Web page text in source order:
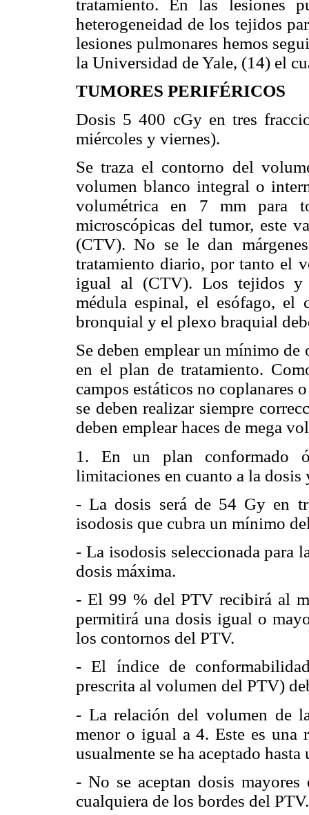
tratamiento. En las lesiones
heterogeneidad de los tejidos
lesiones pulmonares hemos
la Universidad de Yale, (14) el
TUMORES PERIFÉRICOS
Dosis 5 400 cGy en tres
miércoles y viernes).
Se traza el contorno del
volumen blanco integral o
volumétrica en 7 mm para
microscópicas del tumor, este
(CTV). No se le dan
tratamiento diario, por tanto el
igual al (CTV). Los tejidos y
médula espinal, el esófago, el
bronquial y el plexo braquial
Se deben emplear un mínimo de
en el plan de tratamiento.
campos estáticos no coplanares
se deben realizar siempre
deben emplear haces de mega
1. En un plan conformado
limitaciones en cuanto a la
- La dosis será de 54 Gy en
isodosis que cubra un mínimo
- La isodosis seleccionada para
dosis máxima.
- El 99 % del PTV recibirá al
permitirá una dosis igual o
los contornos del PTV.
- El índice de
prescrita al volumen del PTV)
- La relación del volumen de
menor o igual a 4. Este es
usualmente se ha aceptado
- No se aceptan dosis
cualquiera de los bordes del PTV.